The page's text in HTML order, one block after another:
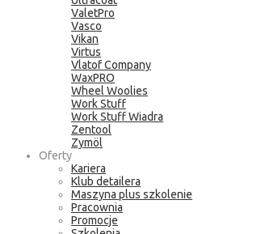
ValetPro
Vasco
Vikan
Virtus
Vlatof Company
WaxPRO
Wheel Woolies
Work Stuff
Work Stuff Wiadra
Zentool
Zymöl
Oferty
Kariera
Klub detailera
Maszyna plus szkolenie
Pracownia
Promocje